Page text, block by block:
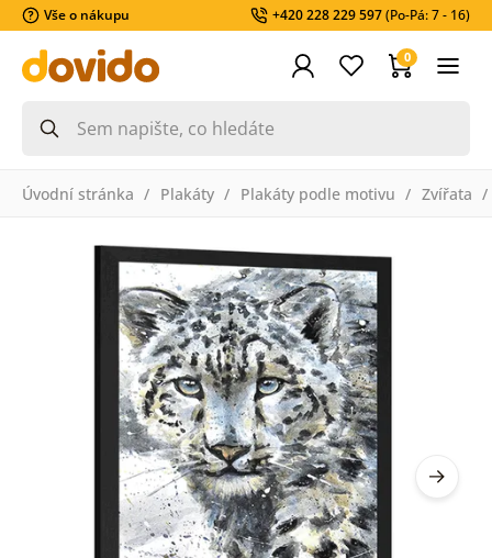
Vše o nákupu +420 228 229 597(Po-Pá: 7 - 16)
0
Úvodní stránka Plakáty Plakáty podle motivu Zvířata